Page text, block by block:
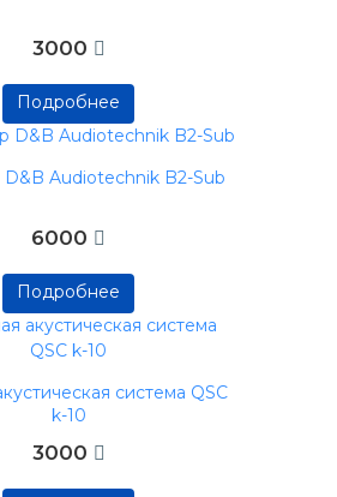
3000
Подробнее
Подробнее
Подробнее
Audiotechnik B2-Sub
6000
Подробнее
Подробнее
Подробнее
система QSC
k-10
3000